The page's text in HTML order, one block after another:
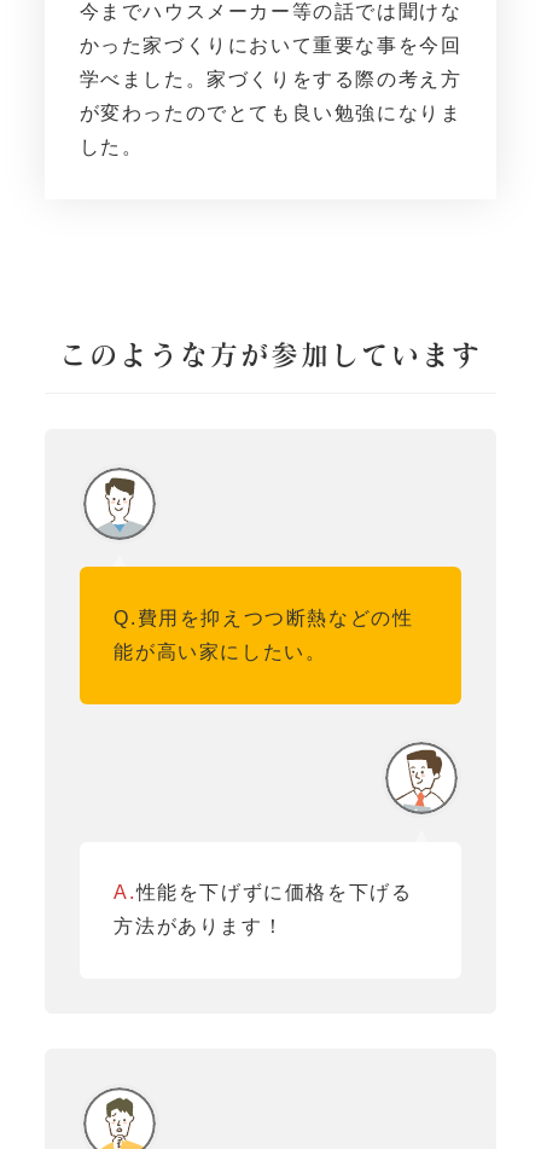
今までハウスメーカー等の話では聞けな
かった家づくりにおいて重要な事を今回
学べました。家づくりをする際の考え方
が変わったのでとても良い勉強になりま
した。
このような方が参加しています
Q.費用を抑えつつ断熱などの性
能が高い家にしたい。
A.性能を下げずに価格を下げる
方法があります！